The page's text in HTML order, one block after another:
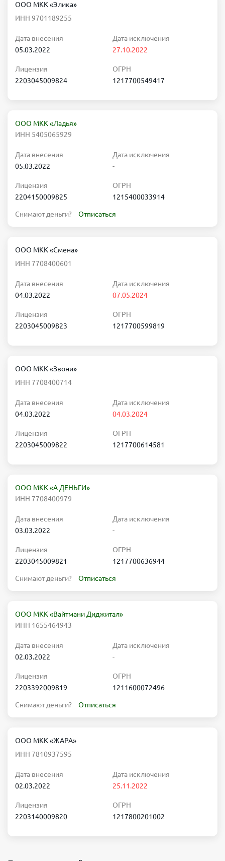
ООО МКК «Элика»
ИНН 9701189255
Дата внесения
05.03.2022
Дата исключения
27.10.2022
Лицензия
2203045009824
ОГРН
1217700549417
ООО МКК «Ладья»
ИНН 5405065929
Дата внесения
05.03.2022
Дата исключения
-
Лицензия
2204150009825
ОГРН
1215400033914
Снимают деньги? Отписаться
ООО МКК «Смена»
ИНН 7708400601
Дата внесения
04.03.2022
Дата исключения
07.05.2024
Лицензия
2203045009823
ОГРН
1217700599819
ООО МКК «Звони»
ИНН 7708400714
Дата внесения
04.03.2022
Дата исключения
04.03.2024
Лицензия
2203045009822
ОГРН
1217700614581
ООО МКК «А ДЕНЬГИ»
ИНН 7708400979
Дата внесения
03.03.2022
Дата исключения
-
Лицензия
2203045009821
ОГРН
1217700636944
Снимают деньги? Отписаться
ООО МКК «Вайтмани Диджитал»
ИНН 1655464943
Дата внесения
02.03.2022
Дата исключения
-
Лицензия
2203392009819
ОГРН
1211600072496
Снимают деньги? Отписаться
ООО МКК «ЖАРА»
ИНН 7810937595
Дата внесения
02.03.2022
Дата исключения
25.11.2022
Лицензия
2203140009820
ОГРН
1217800201002